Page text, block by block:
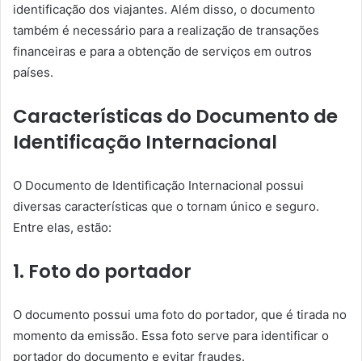
identificação dos viajantes. Além disso, o documento
também é necessário para a realização de transações
financeiras e para a obtenção de serviços em outros
países.
Características do Documento de
Identificação Internacional
O Documento de Identificação Internacional possui
diversas características que o tornam único e seguro.
Entre elas, estão:
1. Foto do portador
O documento possui uma foto do portador, que é tirada no
momento da emissão. Essa foto serve para identificar o
portador do documento e evitar fraudes.